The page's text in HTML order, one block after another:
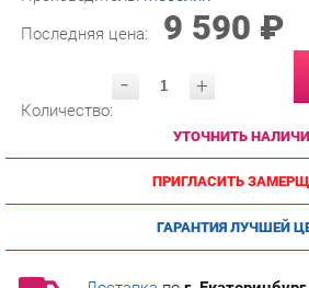
- +
УТОЧНИТЬ НАЛИЧИЕ
пог. Екатеринбурги
бесплатна при заказе от